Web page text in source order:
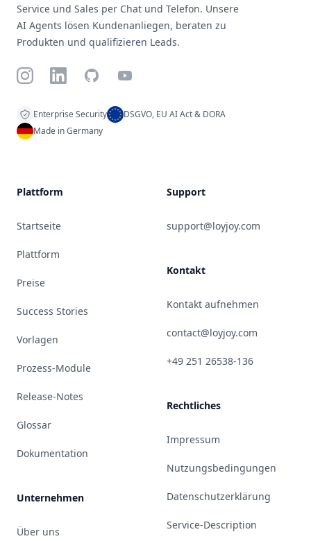
Service und Sales per Chat und Telefon. Unsere
AI Agents lösen Kundenanliegen, beraten zu
Produkten und qualifizieren Leads.
InstagramLinkedInGitHubYouTube
Enterprise Security
DSGVO, EU AI Act & DORA
Made in Germany
Plattform
Startseite
Plattform
Preise
Success Stories
Vorlagen
Prozess-Module
Release-Notes
Glossar
Dokumentation
Unternehmen
Über uns
Support
support@loyjoy.com
Kontakt
Kontakt aufnehmen
contact@loyjoy.com
+49 251 26538-136
Rechtliches
Impressum
Nutzungsbedingungen
Datenschutzerklärung
Service-Description